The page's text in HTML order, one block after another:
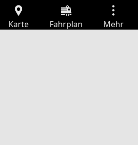
Karte Fahrplan Mehr